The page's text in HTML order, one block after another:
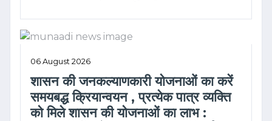
06 August 2026
शासन की जनकल्याणकारी योजनाओं का करें
समयबद्ध क्रियान्वयन , प्रत्येक पात्र व्यक्ति
को मिले शासन की योजनाओं का लाभ :